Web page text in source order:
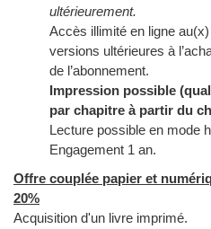
ultérieurement.
Accès illimité en ligne
versions ultérieures à
de l’abonnement.
Impression possible
par chapitre à partir du
Lecture possible en mode
Engagement 1 an.
Offre couplée papier et
20%
Acquisition d'un livre imprimé.